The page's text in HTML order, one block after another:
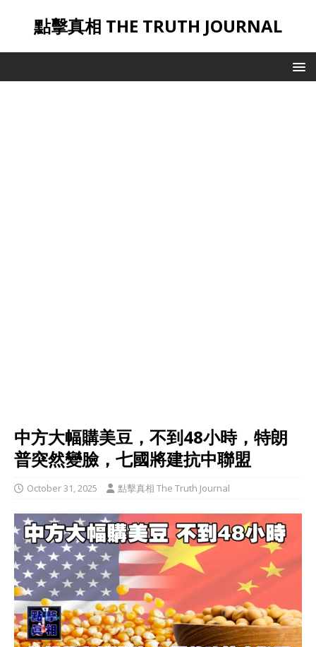
點擊真相 THE TRUTH JOURNAL
中方大幅購美豆，不到48小時，特朗
普突然變臉，七國將建抗中聯盟
October 31, 2025 點擊真相 The Truth Journal